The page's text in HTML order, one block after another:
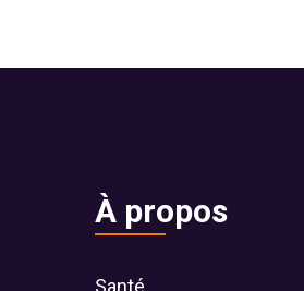
À propos
Santé